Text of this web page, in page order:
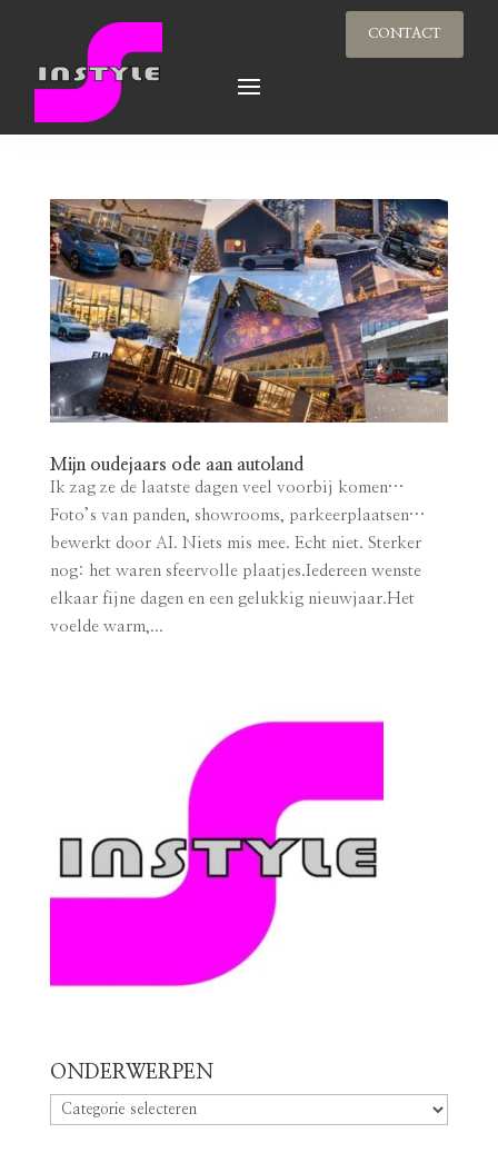
CONTACT
Mijn oudejaars ode aan autoland
Ik zag ze de laatste dagen veel voorbij komen…
Foto’s van panden, showrooms, parkeerplaatsen…
bewerkt door AI. Niets mis mee. Echt niet. Sterker
nog: het waren sfeervolle plaatjes.Iedereen wenste
elkaar fijne dagen en een gelukkig nieuwjaar.Het
voelde warm,...
ONDERWERPEN
ONDERWERPEN